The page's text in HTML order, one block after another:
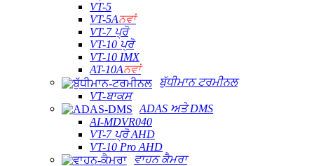
VT-5
VT-5Aਨਵਾਂ
VT-7 ਪ੍ਰੋ
VT-10 ਪ੍ਰੋ
VT-10 IMX
AT-10Aਨਵਾਂ
ਬੁੱਧੀਮਾਨ ਟਰਮੀਨਲ
VT-ਬਾਕਸ
ADAS ਅਤੇ DMS
AI-MDVR040
VT-7 ਪ੍ਰੋ AHD
VT-10 Pro AHD
ਵਾਹਨ ਕੈਮਰਾ